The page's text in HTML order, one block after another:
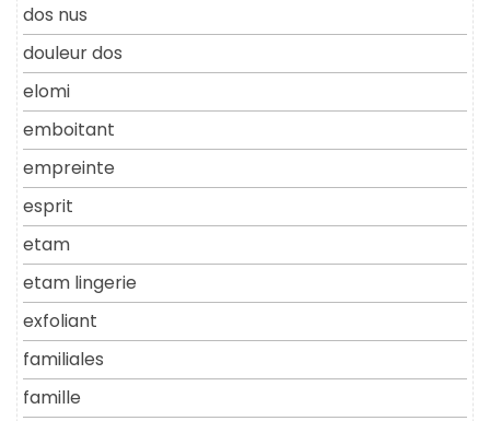
dos nus
douleur dos
elomi
emboitant
empreinte
esprit
etam
etam lingerie
exfoliant
familiales
famille